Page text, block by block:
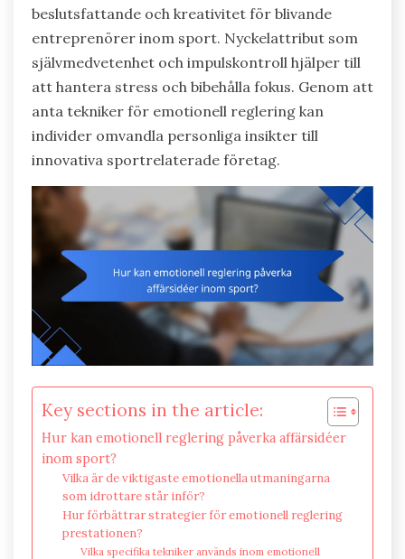
beslutsfattande och kreativitet för blivande
entreprenörer inom sport. Nyckelattribut som
självmedvetenhet och impulskontroll hjälper till
att hantera stress och bibehålla fokus. Genom att
anta tekniker för emotionell reglering kan
individer omvandla personliga insikter till
innovativa sportrelaterade företag.
Key sections in the article:
Hur kan emotionell reglering påverka affärsidéer
inom sport?
Vilka är de viktigaste emotionella utmaningarna
som idrottare står inför?
Hur förbättrar strategier för emotionell reglering
prestationen?
Vilka specifika tekniker används inom emotionell